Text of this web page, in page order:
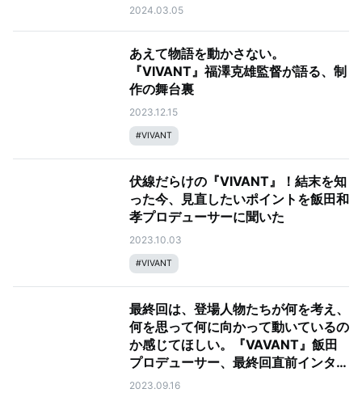
2024.03.05
あえて物語を動かさない。
『VIVANT』福澤克雄監督が語る、制
作の舞台裏
2023.12.15
#VIVANT
伏線だらけの『VIVANT』！結末を知
った今、見直したいポイントを飯田和
孝プロデューサーに聞いた
2023.10.03
#VIVANT
最終回は、登場人物たちが何を考え、
何を思って何に向かって動いているの
か感じてほしい。『VAVANT』飯田
プロデューサー、最終回直前インタビ
ュー！
2023.09.16